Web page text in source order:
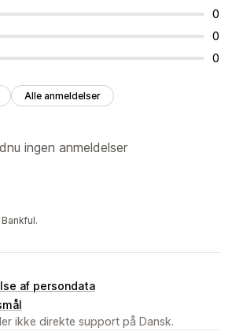
0
0
0
Alle anmeldelser
ingen anmeldelser
af persondata
ikke direkte support på Dansk.